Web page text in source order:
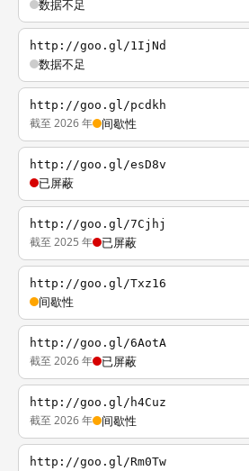
数据不足
http://goo.gl/1IjNd
数据不足
http://goo.gl/pcdkh
截至 2026 年 间歇性
http://goo.gl/esD8v
已屏蔽
http://goo.gl/7Cjhj
截至 2025 年 已屏蔽
http://goo.gl/Txz16
间歇性
http://goo.gl/6AotA
截至 2026 年 已屏蔽
http://goo.gl/h4Cuz
截至 2026 年 间歇性
http://goo.gl/Rm0Tw